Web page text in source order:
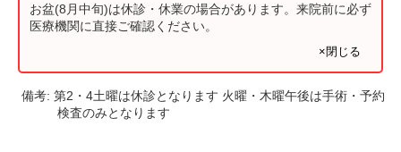
お盆(8月中旬)は休診・休業の場合があります。来院前に必ず
医療機関に直接ご確認ください。
×閉じる
備考:第2・4土曜は休診となります 火曜・木曜午後は手術・予約
検査のみとなります